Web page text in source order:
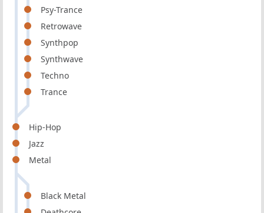
Psy-Trance
Retrowave
Synthpop
Synthwave
Techno
Trance
Hip-Hop
Jazz
Metal
Black Metal